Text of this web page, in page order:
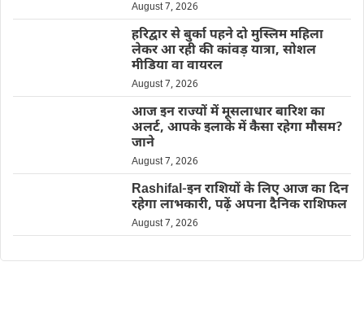
August 7, 2026
हरिद्वार से बुर्का पहने दो मुस्लिम महिला
लेकर आ रही की कांवड़ यात्रा, सोशल
मीडिया वा वायरल
August 7, 2026
आज इन राज्यों में मूसलाधार बारिश का
अलर्ट, आपके इलाके में कैसा रहेगा मौसम?
जाने
August 7, 2026
Rashifal-इन राशियों के लिए आज का दिन
रहेगा लाभकारी, पढ़ें अपना दैनिक राशिफल
August 7, 2026